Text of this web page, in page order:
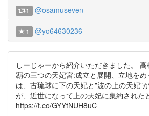
1 @osamuseven
1 @yo64630236
しーじゃーから紹介いただきました。
覇の三つの天妃宮:成立と展開、立地を
は、古琉球に下の天妃と"波の上の天妃"
が、近世になって上の天妃に集約された
https://t.co/GYYtNUH8uC